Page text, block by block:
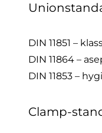
DIN 11851 –
DIN 11864 –
DIN 11853 –
Clamp-